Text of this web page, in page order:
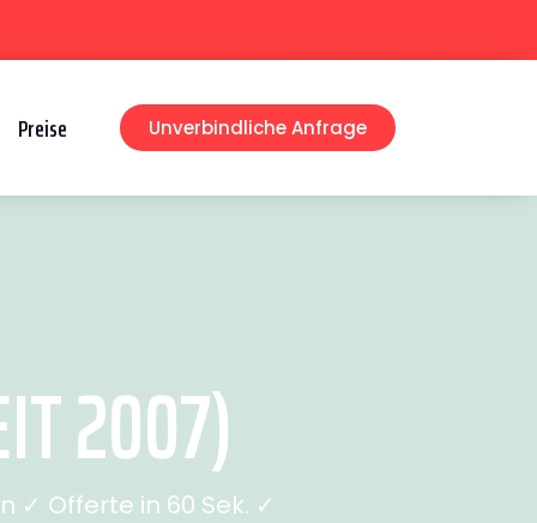
Preise Unverbindliche Anfrage
2007)
✓ Offerte in 60 Sek. ✓